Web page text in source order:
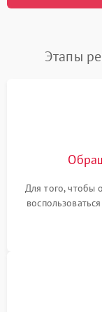
Этапы
Для того, чтобы
или